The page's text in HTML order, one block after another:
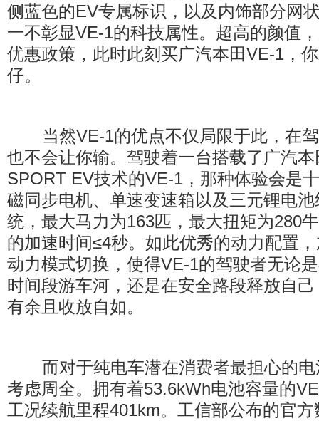
侧蓝色的EV专属标识，以及内饰部分网
一不彰显VE-1的科技属性。超高的颜值
优惠政策，此时此刻买广汽本田VE-1，
仔。
当然VE-1的优点不仅局限于此，在驾
也不会让你输。驾驶着一台搭载了广汽
SPORT EV技术的VE-1，那种体验会是
磁同步电机、单速变速箱以及三元锂电
统，最大马力为163匹，最大扭矩为280
的加速时间≤4秒。如此优秀的动力配置
动力模式切换，使得VE-1的驾驶者无论
时间段游车河，还是在安全路段释放自
有余且收放自如。
而对于纯电车潜在消费者最担心的电
考虑周全。拥有着53.6kWh电池容量的
工况续航里程401km。工信部公布的官